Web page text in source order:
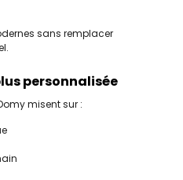
sans remplacer
personnalisée
misent sur :